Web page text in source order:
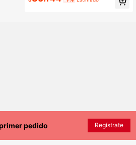
o vuelto y pantalones vaqueros cas
DE DESCUENTO! AÑADIR A LA BOLSA
pedido Regístrate